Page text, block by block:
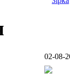
02-08-